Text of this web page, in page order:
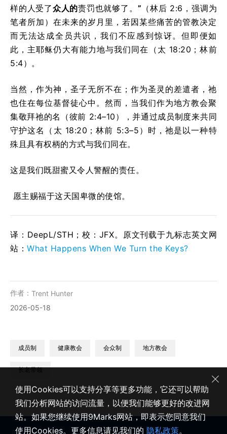
样的人受了众人的责罚也就够了。 ” （林后 2:6，强调为
笔者所加）在未来的岁月里，若因某些痛苦的管教决定
而无法达成全员共识，我们不应感到惊讶。但即便如
此，主耶稣仍大有能力地与我们同在（太 18:20；林前
5:4）。
当然，作为神，圣子无所不在；作为圣灵的差遣者，祂
也住在每位基督徒心中。然而，当我们作为地方教会聚
集敬拜祂的名（彼前 2:4–10），并通过成员制度来共同
守护这名（太 18:20；林前 5:3–5）时，祂是以一种特
殊且具有权柄的方式与我们同在。
这是我们既甜蜜又令人警醒的责任。
愿主赐福于这天国卑微的使馆。
译：DeepL/STH；校： JFX。原文刊载于九标志英文网
站： What Happens When We Turn the Keys?
作者： Trent Hunter
2026-05-18
成员制 健康教会 会众制 地方教会
长老带领
使用Cookies可以支持分享等更多功能，它还可以帮助
我们分析网站的访问流量，以便我们能够更好的改进网
站。如果您继续使用9Marks网站，即表示您同意我们
使用Cookies。更多信息请见我们的 隐私政策。